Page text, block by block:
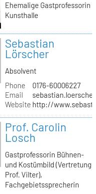
Ehemalige Gastprofessorin
Kunsthalle
Sebastian
Lörscher
Absolvent
Phone
0176-60006227
Email
Website http://
Prof. Carolin
Losch
Gastprofessorin Bühnen-
und Kostümbild (Vertretung
Prof. Vilter),
Fachgebietssprecherin